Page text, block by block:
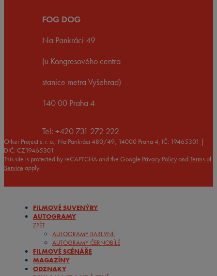
FOG DOG
Na Pankráci 49
(u Kongresového centra
stanice metra Vyšehrad)
140 00 Praha 4
Tel: +420 731 272 222
Other Project s. r. o., Na Pankráci 480/49, 14000 Praha 4, IČ: 19465301 |
DIČ: CZ19465301
This site is protected by reCAPTCHA and the Google Privacy PolicyandTerms of
Service apply.
FILMOVÉ SUVENÝRY
AUTOGRAMY
ZPĚT
AUTOGRAMY BAREVNÉ
AUTOGRAMY ČERNOBÍLÉ
FILMOVÉ SCÉNÁŘE
MAGAZÍNY
ODZNAKY